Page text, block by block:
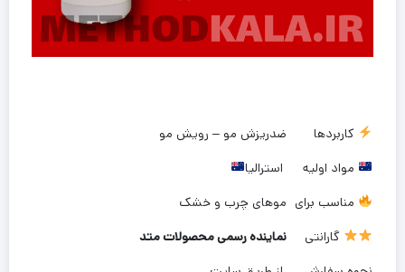
کاربردها
ضدریزش مو – رویش مو
مواد اولیه
استرالیا
مناسب برای موهای چرب و خشک
گارانتی
نماینده رسمی محصولات متد